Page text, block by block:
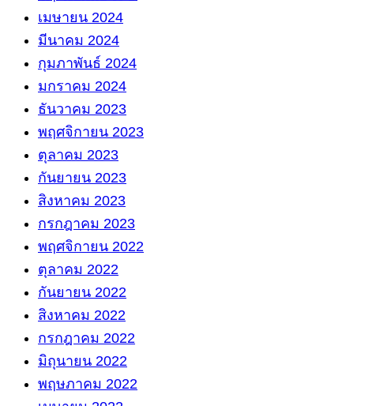
เมษายน 2024
มีนาคม 2024
กุมภาพันธ์ 2024
มกราคม 2024
ธันวาคม 2023
พฤศจิกายน 2023
ตุลาคม 2023
กันยายน 2023
สิงหาคม 2023
กรกฎาคม 2023
พฤศจิกายน 2022
ตุลาคม 2022
กันยายน 2022
สิงหาคม 2022
กรกฎาคม 2022
มิถุนายน 2022
พฤษภาคม 2022